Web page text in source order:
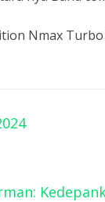
Nmax Turbo